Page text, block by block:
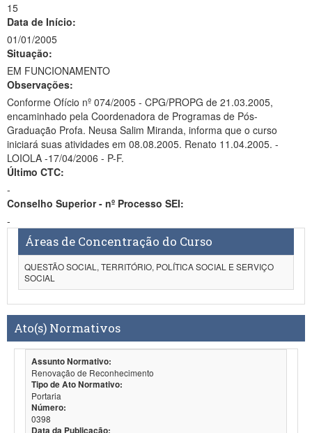
15
Data de Início:
01/01/2005
Situação:
EM FUNCIONAMENTO
Observações:
Conforme Ofício nº 074/2005 - CPG/PROPG de 21.03.2005,
encaminhado pela Coordenadora de Programas de Pós-
Graduação Profa. Neusa Salim Miranda, informa que o curso
iniciará suas atividades em 08.08.2005. Renato 11.04.2005. -
LOIOLA -17/04/2006 - P-F.
Último CTC:
-
Conselho Superior - nº Processo SEI:
-
Áreas de Concentração do Curso
QUESTÃO SOCIAL, TERRITÓRIO, POLÍTICA SOCIAL E SERVIÇO
SOCIAL
Ato(s) Normativos
Assunto Normativo:
Renovação de Reconhecimento
Tipo de Ato Normativo:
Portaria
Número:
0398
Data da Publicação: